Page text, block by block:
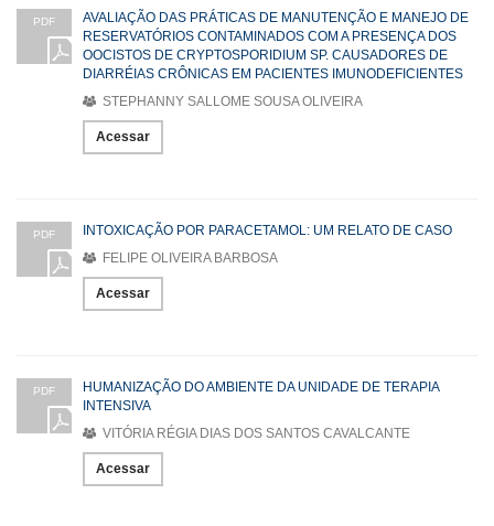
PDF
AVALIAÇÃO DAS PRÁTICAS DE MANUTENÇÃO E MANEJO DE
RESERVATÓRIOS CONTAMINADOS COM A PRESENÇA DOS
OOCISTOS DE CRYPTOSPORIDIUM SP. CAUSADORES DE
DIARRÉIAS CRÔNICAS EM PACIENTES IMUNODEFICIENTES
STEPHANNY SALLOME SOUSA OLIVEIRA
Acessar
PDF
INTOXICAÇÃO POR PARACETAMOL: UM RELATO DE CASO
FELIPE OLIVEIRA BARBOSA
Acessar
PDF
HUMANIZAÇÃO DO AMBIENTE DA UNIDADE DE TERAPIA
INTENSIVA
VITÓRIA RÉGIA DIAS DOS SANTOS CAVALCANTE
Acessar